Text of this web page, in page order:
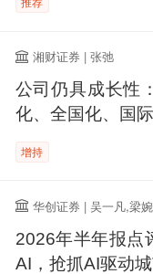
湘财证券 | 张弛
公司仍具成长性
化、全国化、国
增持
华创证券 | 吴一凡,梁
2026年半年报点
AI，抢抓AI驱动